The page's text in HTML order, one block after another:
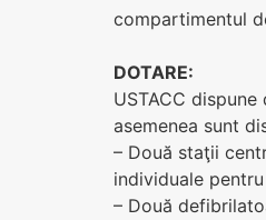
compartimentul
DOTARE:
USTACC
asemenea sunt
– Două staţii
individuale
– Două